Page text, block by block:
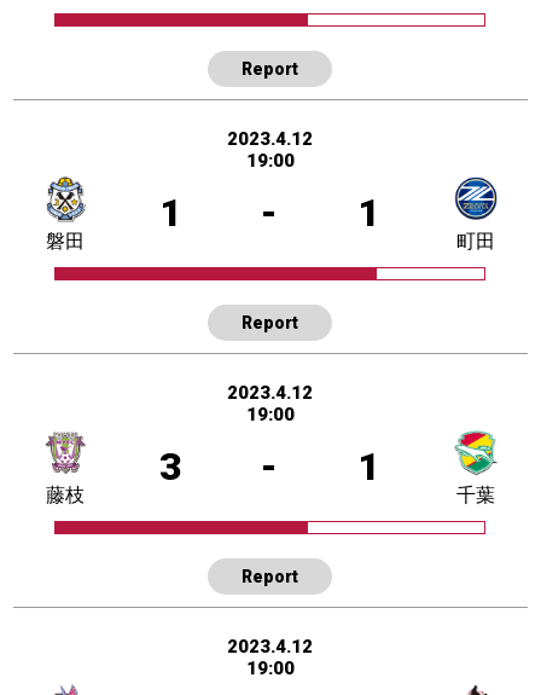
Report
2023.4.12
19:00
1 - 1
磐田 町田
Report
2023.4.12
19:00
3 - 1
藤枝 千葉
Report
2023.4.12
19:00